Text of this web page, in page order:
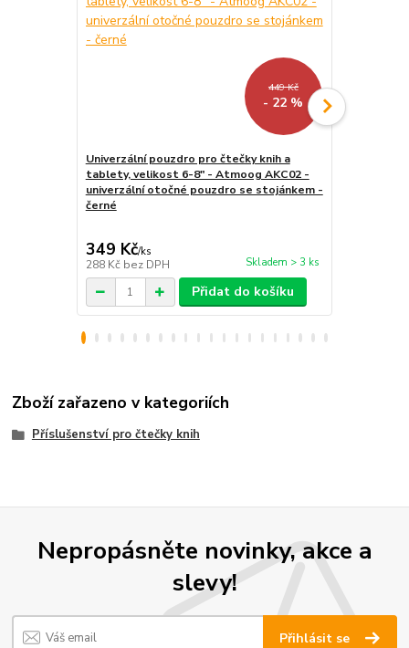
449 Kč
- 22 %
Univerzální pouzdro pro čtečky knih a
tablety, velikost 6-8" - Atmoog AKC02 -
univerzální otočné pouzdro se stojánkem -
černé
349 Kč/ks
288 Kč bez DPH Skladem > 3 ks
Přidat do košíku
Zboží zařazeno v kategoriích
Příslušenství pro čtečky knih
Nepropásněte novinky, akce a
slevy!
Přihlásit se